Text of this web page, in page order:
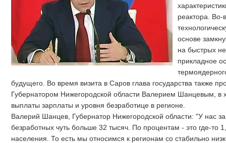
реактора.
основе
на быстрых
прикладное
будущего. Во время визита в Саров глава государства также
Губернатором Нижегородской области Валерием Шанцевым, в
выплаты зарплаты и уровня безработице в регионе.
Валерий Шанцев, Губернатор Нижегородской области: "У нас
безработных чуть больше 32 тысяч. По процентам - это где-то
населения. То есть мы относимся к регионам со стабильно